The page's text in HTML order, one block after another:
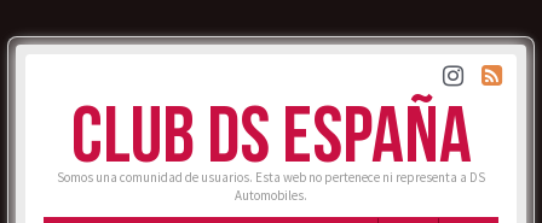
CLUB DS ESPAÑA
Somos una comunidad de usuarios. Esta web no pertenece ni representa a DS
Automobiles.